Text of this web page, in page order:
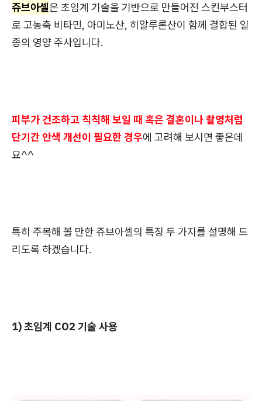
쥬브아셀은 초임계 기술을 기반으로 만들어진 스킨부스터
로 고농축 비타민, 아미노산, 히알루론산이 함께 결합된 일
종의 영양 주사입니다.
피부가 건조하고 칙칙해 보일 때 혹은 결혼이나 촬영처럼
단기간 안색 개선이 필요한 경우에 고려해 보시면 좋은데
요^^
특히 주목해 볼 만한 쥬브아셀의 특징 두 가지를 설명해 드
리도록 하겠습니다.
1) 초임계 CO2 기술 사용